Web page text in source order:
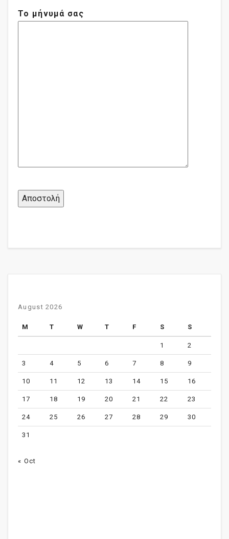
Το μήνυμά σας
August 2026
M T W T F S S
1 2
3 4 5 6 7 8 9
10 11 12 13 14 15 16
17 18 19 20 21 22 23
24 25 26 27 28 29 30
31
« Oct